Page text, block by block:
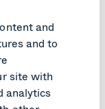
and
and to
site with
analytics